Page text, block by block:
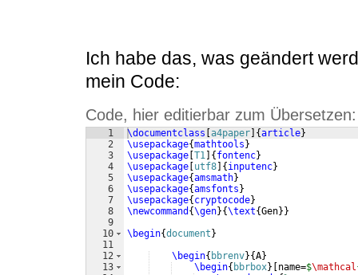
Ich habe das, was geändert
mein Code:
Code, hier editierbar zum Übersetzen:
1
2
3
4
5
6
7
8
9
10
11
12
13
\documentclass [a4paper] {article}
\usepackage{mathtools}
\usepackage [T1 ] {fontenc}
\usepackage [utf8] {inputenc}
\usepackage{amsmath}
\usepackage{amsfonts}
\usepackage{cryptocode}
\newcommand {\gen}{\text{Gen}}
\begin{document}
\begin{ bbrenv}{A}
\begin{ bbrbox} [name=$\mathcal